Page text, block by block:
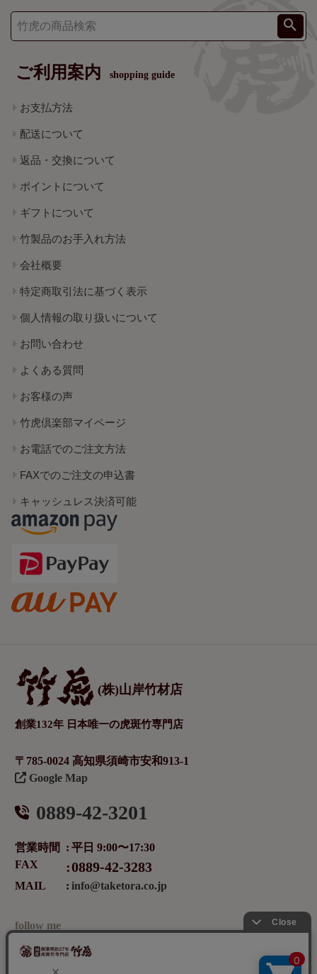
ご利用案内 shopping guide
お支払方法
配送について
返品・交換について
ポイントについて
ギフトについて
竹製品のお手入れ方法
会社概要
特定商取引法に基づく表示
個人情報の取り扱いについて
お問い合わせ
よくある質問
お客様の声
竹虎倶楽部マイページ
お電話でのご注文方法
FAXでのご注文の申込書
キャッシュレス決済可能
(株)山岸竹材店
創業132年 日本唯一の虎斑竹専門店
〒785-0024 高知県須崎市安和913-1
Google Map
0889-42-3201
営業時間
平日 9:00〜17:30
FAX
0889-42-3283
MAIL info@taketora.co.jp
follow me